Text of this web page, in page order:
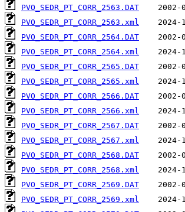
PVO_SEDR_PT_CORR_2563.DAT
PVO_SEDR_PT_CORR_2563.xml
PVO_SEDR_PT_CORR_2564.DAT
PVO_SEDR_PT_CORR_2564.xml
PVO_SEDR_PT_CORR_2565.DAT
PVO_SEDR_PT_CORR_2565.xml
PVO_SEDR_PT_CORR_2566.DAT
PVO_SEDR_PT_CORR_2566.xml
PVO_SEDR_PT_CORR_2567.DAT
PVO_SEDR_PT_CORR_2567.xml
PVO_SEDR_PT_CORR_2568.DAT
PVO_SEDR_PT_CORR_2568.xml
PVO_SEDR_PT_CORR_2569.DAT
PVO_SEDR_PT_CORR_2569.xml